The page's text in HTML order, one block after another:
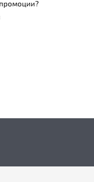
промоции?